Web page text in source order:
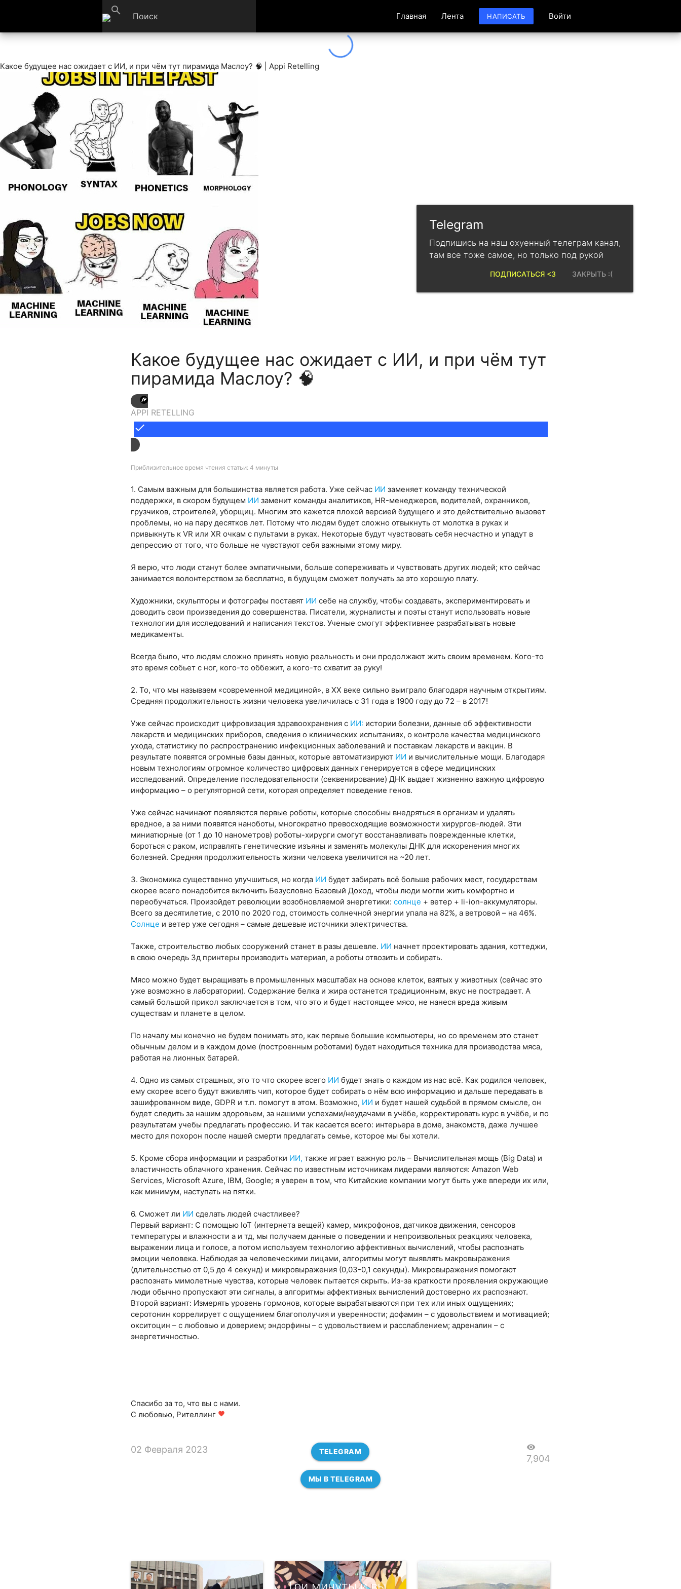
search Главная Лента НАПИСАТЬ Войти
Какое будущее нас ожидает с ИИ, и при чём тут пирамида Маслоу? 🧠 | Appi Retelling
Какое будущее нас ожидает с ИИ, и при чём тут
пирамида Маслоу? 🧠
APPI RETELLING
done
Приблизительное время чтения статьи: 4 минуты
1. Самым важным для большинства является работа. Уже сейчас ИИ заменяет команду технической
поддержки, в скором будущем ИИ заменит команды аналитиков, HR-менеджеров, водителей, охранников,
грузчиков, строителей, уборщиц. Многим это кажется плохой версией будущего и это действительно вызовет
проблемы, но на пару десятков лет. Потому что людям будет сложно отвыкнуть от молотка в руках и
привыкнуть к VR или XR очкам с пультами в руках. Некоторые будут чувствовать себя несчастно и упадут в
депрессию от того, что больше не чувствуют себя важными этому миру.
Я верю, что люди станут более эмпатичными, больше сопереживать и чувствовать других людей; кто сейчас
занимается волонтерством за бесплатно, в будущем сможет получать за это хорошую плату.
Художники, скульпторы и фотографы поставят ИИ себе на службу, чтобы создавать, экспериментировать и
доводить свои произведения до совершенства. Писатели, журналисты и поэты станут использовать новые
технологии для исследований и написания текстов. Ученые смогут эффективнее разрабатывать новые
медикаменты.
Всегда было, что людям сложно принять новую реальность и они продолжают жить своим временем. Кого-то
это время собьет с ног, кого-то оббежит, а кого-то схватит за руку!
2. То, что мы называем «современной медициной», в XX веке сильно выиграло благодаря научным открытиям.
Средняя продолжительность жизни человека увеличилась с 31 года в 1900 году до 72 – в 2017!
Уже сейчас происходит цифровизация здравоохранения с ИИ: истории болезни, данные об эффективности
лекарств и медицинских приборов, сведения о клинических испытаниях, о контроле качества медицинского
ухода, статистику по распространению инфекционных заболеваний и поставкам лекарств и вакцин. В
результате появятся огромные базы данных, которые автоматизируют ИИ и вычислительные мощи. Благодаря
новым технологиям огромное количество цифровых данных генерируется в сфере медицинских
исследований. Определение последовательности (секвенирование) ДНК выдает жизненно важную цифровую
информацию – о регуляторной сети, которая определяет поведение генов.
Уже сейчас начинают появляются первые роботы, которые способны внедряться в организм и удалять
вредное, а за ними появятся наноботы, многократно превосходящие возможности хирургов-людей. Эти
миниатюрные (от 1 до 10 нанометров) роботы-хирурги смогут восстанавливать поврежденные клетки,
бороться с раком, исправлять генетические изъяны и заменять молекулы ДНК для искоренения многих
болезней. Средняя продолжительность жизни человека увеличится на ~20 лет.
3. Экономика существенно улучшиться, но когда ИИ будет забирать всё больше рабочих мест, государствам
скорее всего понадобится включить Безусловно Базовый Доход, чтобы люди могли жить комфортно и
переобучаться. Произойдет революции возобновляемой энергетики:солнце + ветер + li-ion-аккумуляторы.
Всего за десятилетие, с 2010 по 2020 год, стоимость солнечной энергии упала на 82%, а ветровой – на 46%.
Солнце и ветер уже сегодня – самые дешевые источники электричества.
Также, строительство любых сооружений станет в разы дешевле. ИИ начнет проектировать здания, коттеджи,
в свою очередь 3д принтеры производить материал, а роботы отвозить и собирать.
Мясо можно будет выращивать в промышленных масштабах на основе клеток, взятых у животных (сейчас это
уже возможно в лаборатории). Содержание белка и жира останется традиционным, вкус не пострадает. А
самый большой прикол заключается в том, что это и будет настоящее мясо, не нанеся вреда живым
существам и планете в целом.
По началу мы конечно не будем понимать это, как первые большие компьютеры, но со временем это станет
обычным делом и в каждом доме (построенным роботами) будет находиться техника для производства мяса,
работая на лионных батарей.
4. Одно из самых страшных, это то что скорее всего ИИ будет знать о каждом из нас всё. Как родился человек,
ему скорее всего будут вживлять чип, которое будет собирать о нём всю информацию и дальше передавать в
зашифрованном виде, GDPR и т.п. помогут в этом. Возможно, ИИ и будет нашей судьбой в прямом смысле, он
будет следить за нашим здоровьем, за нашими успехами/неудачами в учёбе, корректировать курс в учёбе, и по
результатам учебы предлагать профессию. И так касается всего: интерьера в доме, знакомств, даже лучшее
место для похорон после нашей смерти предлагать семье, которое мы бы хотели.
5. Кроме сбора информации и разработки ИИ, также играет важную роль – Вычислительная мощь (Big Data) и
эластичность облачного хранения. Сейчас по известным источникам лидерами являются: Amazon Web
Services, Microsoft Azure, IBM, Google; я уверен в том, что Китайские компании могут быть уже впереди их или,
как минимум, наступать на пятки.
6. Сможет ли ИИ сделать людей счастливее?
Первый вариант: С помощью IoT (интернета вещей) камер, микрофонов, датчиков движения, сенсоров
температуры и влажности а и тд, мы получаем данные о поведении и непроизвольных реакциях человека,
выражении лица и голосе, а потом используем технологию аффективных вычислений, чтобы распознать
эмоции человека. Наблюдая за человеческими лицами, алгоритмы могут выявлять макровыражения
(длительностью от 0,5 до 4 секунд) и микровыражения (0,03-0,1 секунды). Микровыражения помогают
распознать мимолетные чувства, которые человек пытается скрыть. Из-за краткости проявления окружающие
люди обычно пропускают эти сигналы, а алгоритмы аффективных вычислений достоверно их распознают.
Второй вариант: Измерять уровень гормонов, которые вырабатываются при тех или иных ощущениях;
серотонин коррелирует с ощущением благополучия и уверенности; дофамин – с удовольствием и мотивацией;
окситоцин – с любовью и доверием; эндорфины – с удовольствием и расслаблением; адреналин – с
энергетичностью.
Спасибо за то, что вы с нами.
С любовью, Рителлинг favorite
02 Февраля 2023 TELEGRAM visibility
7,904
МЫ В TELEGRAM
Telegram
Подпишись на наш охуенный телеграм канал,
там все тоже самое, но только под рукой
ЗАКРЫТЬ :(
ПОДПИСАТЬСЯ <3